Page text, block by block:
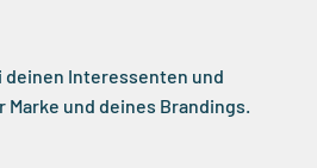
deinen Interessenten und
und deines Brandings.